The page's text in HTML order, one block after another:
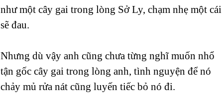
như một cây gai trong lòng Sở Ly, chạm nhẹ một cái
sẽ đau.
Nhưng dù vậy anh cũng chưa từng nghĩ muốn nhổ
tận gốc cây gai trong lòng anh, tình nguyện để nó
chảy mủ rửa nát cũng luyến tiếc bỏ nó đi.